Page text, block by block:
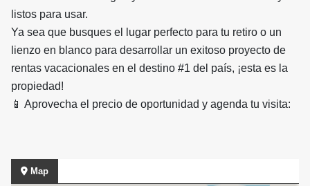
listos para usar.
Ya sea que busques el lugar perfecto para tu retiro o un
lienzo en blanco para desarrollar un exitoso proyecto de
rentas vacacionales en el destino #1 del país, ¡esta es la
propiedad!
📱 Aprovecha el precio de oportunidad y agenda tu visita:
Map